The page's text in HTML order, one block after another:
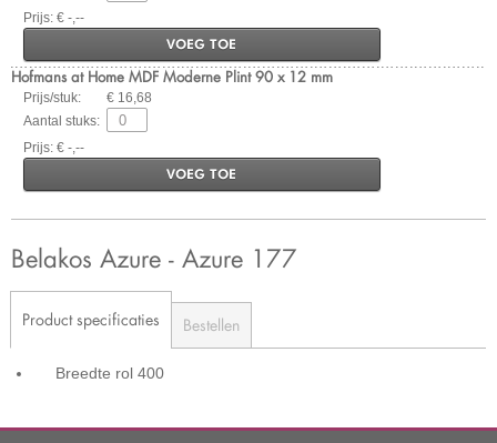
Prijs: € -,--
VOEG TOE
Hofmans at Home MDF Moderne Plint 90 x 12 mm
Prijs/stuk:
€ 16,68
Aantal stuks:
Prijs: € -,--
VOEG TOE
Belakos Azure - Azure 177
Product specificaties Bestellen
Breedte rol 400